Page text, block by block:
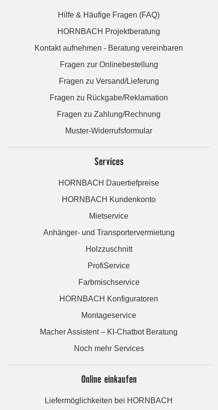
Hilfe & Häufige Fragen (FAQ)
HORNBACH Projektberatung
Kontakt aufnehmen - Beratung vereinbaren
Fragen zur Onlinebestellung
Fragen zu Versand/Lieferung
Fragen zu Rückgabe/Reklamation
Fragen zu Zahlung/Rechnung
Muster-Widerrufsformular
Services
HORNBACH Dauertiefpreise
HORNBACH Kundenkonto
Mietservice
Anhänger- und Transportervermietung
Holzzuschnitt
ProfiService
Farbmischservice
HORNBACH Konfiguratoren
Montageservice
Macher Assistent – KI-Chatbot Beratung
Noch mehr Services
Online einkaufen
Liefermöglichkeiten bei HORNBACH